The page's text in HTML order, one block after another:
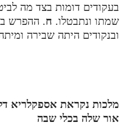
תלמוד עשר הספירות חלק ז
תלמוד עשר הספירות חלק ח
תלמוד עשר הספירות חלק יא
בעקודים דומות בצד מה
שמתו ונתבטלו. ח. ההפרש
ובנקודים היתה שבירה
מלכות נקראת אספקלריא
אור שלה בכלי שבה